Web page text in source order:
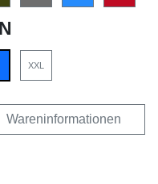
XXL
Wareninformationen